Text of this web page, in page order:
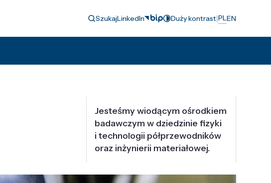
SzukajLinkedIn Duży kontrast|PLEN
Jesteśmy wiodącym ośrodkiem
badawczym w dziedzinie fizyki
i technologii półprzewodników
oraz inżynierii materiałowej.